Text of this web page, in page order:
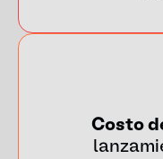
Costo